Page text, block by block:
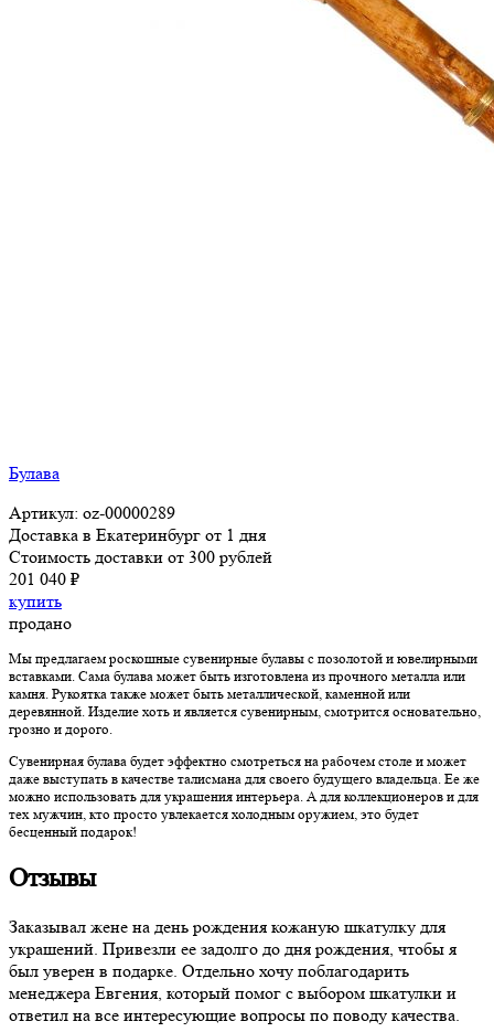
Булава
Артикул: oz-00000289
Доставка в Екатеринбург от 1 дня
Стоимость доставки от 300 рублей
201 040 ₽
купить
продано
Мы предлагаем роскошные сувенирные булавы с позолотой и ювелирными
вставками. Сама булава может быть изготовлена из прочного металла или
камня. Рукоятка также может быть металлической, каменной или
деревянной. Изделие хоть и является сувенирным, смотрится основательно,
грозно и дорого.
Сувенирная булава будет эффектно смотреться на рабочем столе и может
даже выступать в качестве талисмана для своего будущего владельца. Ее же
можно использовать для украшения интерьера. А для коллекционеров и для
тех мужчин, кто просто увлекается холодным оружием, это будет
бесценный подарок!
Отзывы
Заказывал жене на день рождения кожаную шкатулку для
украшений. Привезли ее задолго до дня рождения, чтобы я
был уверен в подарке. Отдельно хочу поблагодарить
менеджера Евгения, который помог с выбором шкатулки и
ответил на все интересующие вопросы по поводу качества.